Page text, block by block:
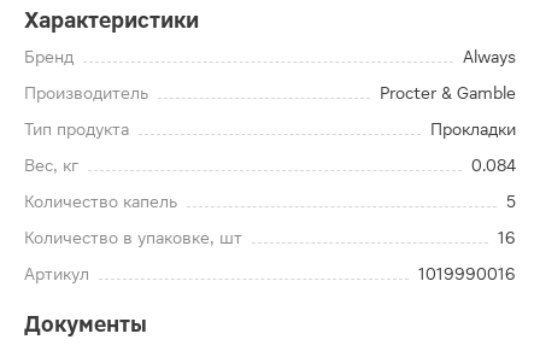
Характеристики
Бренд
Always
Производитель
Procter & Gamble
Тип продукта
Прокладки
Вес, кг
0.084
Количество капель
5
Количество в упаковке, шт
16
Артикул
1019990016
Документы